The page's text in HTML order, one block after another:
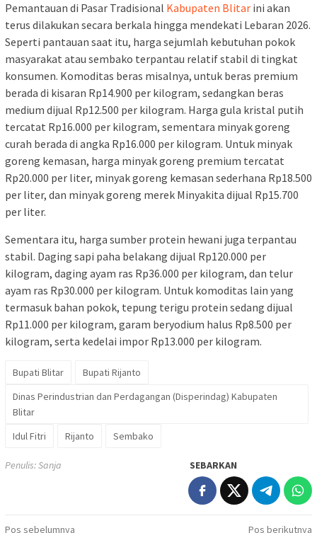
Pemantauan di Pasar Tradisional Kabupaten Blitar ini akan
terus dilakukan secara berkala hingga mendekati Lebaran 2026.
Seperti pantauan saat itu, harga sejumlah kebutuhan pokok
masyarakat atau sembako terpantau relatif stabil di tingkat
konsumen. Komoditas beras misalnya, untuk beras premium
berada di kisaran Rp14.900 per kilogram, sedangkan beras
medium dijual Rp12.500 per kilogram. Harga gula kristal putih
tercatat Rp16.000 per kilogram, sementara minyak goreng
curah berada di angka Rp16.000 per kilogram. Untuk minyak
goreng kemasan, harga minyak goreng premium tercatat
Rp20.000 per liter, minyak goreng kemasan sederhana Rp18.500
per liter, dan minyak goreng merek Minyakita dijual Rp15.700
per liter.
Sementara itu, harga sumber protein hewani juga terpantau
stabil. Daging sapi paha belakang dijual Rp120.000 per
kilogram, daging ayam ras Rp36.000 per kilogram, dan telur
ayam ras Rp30.000 per kilogram. Untuk komoditas lain yang
termasuk bahan pokok, tepung terigu protein sedang dijual
Rp11.000 per kilogram, garam beryodium halus Rp8.500 per
kilogram, serta kedelai impor Rp13.000 per kilogram.
Bupati Blitar
Bupati Rijanto
Dinas Perindustrian dan Perdagangan (Disperindag) Kabupaten
Blitar
Idul Fitri
Rijanto Sembako
Penulis: Sanja SEBARKAN
Pos sebelumnya Pos berikutnya